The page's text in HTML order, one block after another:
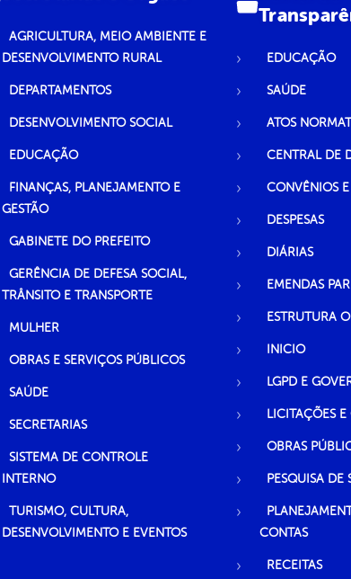
AGRICULTURA, MEIO AMBIENTE E
DESENVOLVIMENTO RURAL
DEPARTAMENTOS
DESENVOLVIMENTO SOCIAL
EDUCAÇÃO
FINANÇAS, PLANEJAMENTO E
GESTÃO
GABINETE DO PREFEITO
GERÊNCIA DE DEFESA SOCIAL,
TRÂNSITO E TRANSPORTE
MULHER
OBRAS E SERVIÇOS PÚBLICOS
SAÚDE
SECRETARIAS
SISTEMA DE CONTROLE
INTERNO
TURISMO, CULTURA,
DESENVOLVIMENTO E EVENTOS
EDUCAÇÃO
SAÚDE
ATOS
CENTRAL DE
CONVÊNIOS E
DESPESAS
DIÁRIAS
EMENDAS
ESTRUTURA
INICIO
LGPD E
LICITAÇÕES E
OBRAS
PESQUISA DE
CONTAS
RECEITAS